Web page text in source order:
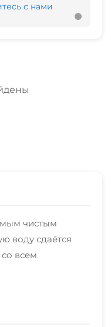
с нами
чистым
воду сдаётся
всем